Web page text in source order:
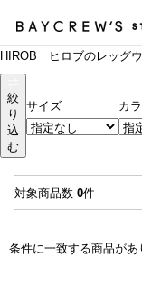
HIROB｜ヒロブのレッグ
絞
り
込
む
サイズ カ
対象商品数 0件
条件に一致する商品があ